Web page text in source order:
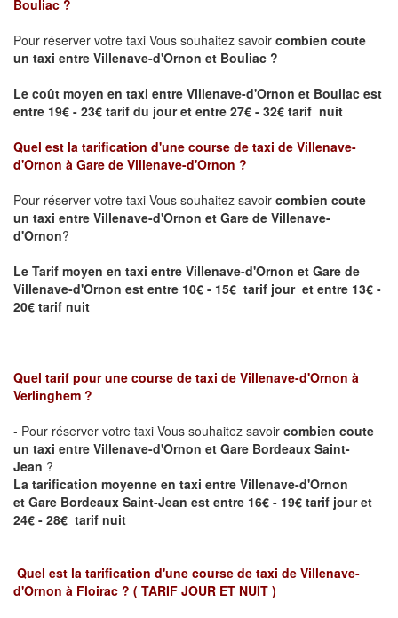
Bouliac ?
Pour réserver votre taxi Vous souhaitez savoir combien coute
un taxi entre Villenave-d'Ornon et Bouliac ?
Le coût moyen en taxi entre Villenave-d'Ornon et Bouliac est
entre 19€ - 23€ tarif du jour et entre 27€ - 32€ tarif nuit
Quel est la tarification d'une course de taxi de Villenave-
d'Ornon à Gare de Villenave-d'Ornon ?
Pour réserver votre taxi Vous souhaitez savoir combien coute
un taxi entre Villenave-d'Ornon et Gare de Villenave-
d'Ornon?
Le Tarif moyen en taxi entre Villenave-d'Ornon et Gare de
Villenave-d'Ornon est entre 10€ - 15€ tarif jour et entre 13€ -
20€ tarif nuit
Quel tarif pour une course de taxi de Villenave-d'Ornon à
Verlinghem ?
- Pour réserver votre taxi Vous souhaitez savoir combien coute
un taxi entre Villenave-d'Ornon et Gare Bordeaux Saint-
Jean ?
La tarification moyenne en taxi entre Villenave-d'Ornon
et Gare Bordeaux Saint-Jean est entre 16€ - 19€ tarif jour et
24€ - 28€ tarif nuit
Quel est la tarification d'une course de taxi de Villenave-
d'Ornon à Floirac ? ( TARIF JOUR ET NUIT )